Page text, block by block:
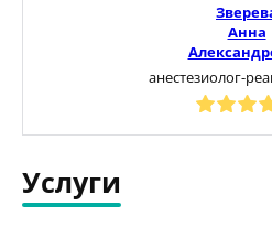
Анна
анестезиолог-
Услуги